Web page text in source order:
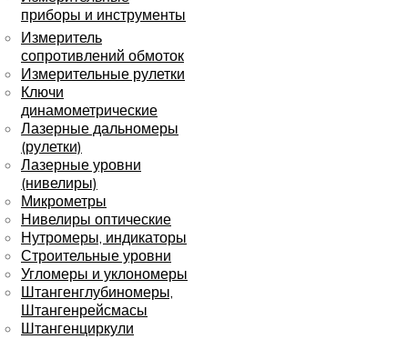
приборы и инструменты
Измеритель
сопротивлений обмоток
Измерительные рулетки
Ключи
динамометрические
Лазерные дальномеры
(рулетки)
Лазерные уровни
(нивелиры)
Микрометры
Нивелиры оптические
Нутромеры, индикаторы
Строительные уровни
Угломеры и уклономеры
Штангенглубиномеры,
Штангенрейсмасы
Штангенциркули